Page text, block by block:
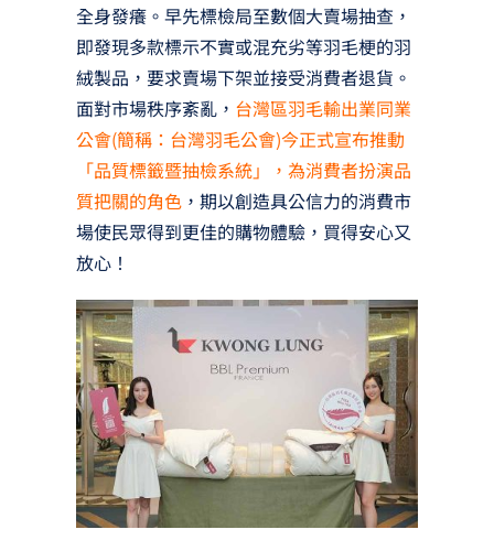
全身發癢。早先標檢局至數個大賣場抽查，
即發現多款標示不實或混充劣等羽毛梗的羽
絨製品，要求賣場下架並接受消費者退貨。
面對市場秩序紊亂， 台灣區羽毛輸出業同業
公會(簡稱：台灣羽毛公會)今正式宣布推動
「品質標籤暨抽檢系統」，為消費者扮演品
質把關的角色，期以創造具公信力的消費市
場使民眾得到更佳的購物體驗，買得安心又
放心！